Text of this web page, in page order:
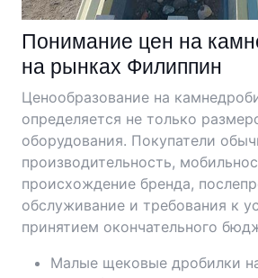
Понимание цен на
на рынках Филиппин
Ценообразование на
определяется не только
оборудования. Покупатели
производительность,
происхождение бренда,
обслуживание и требования к
принятием окончательного
Малые щековые дробилки